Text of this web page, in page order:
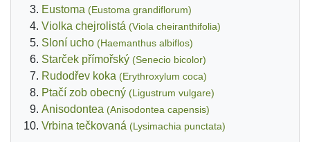
Eustoma (Eustoma grandiflorum)
Violka chejrolistá (Viola cheiranthifolia)
Sloní ucho (Haemanthus albiflos)
Starček přímořský (Senecio bicolor)
Rudodřev koka (Erythroxylum coca)
Ptačí zob obecný (Ligustrum vulgare)
Anisodontea (Anisodontea capensis)
Vrbina tečkovaná (Lysimachia punctata)